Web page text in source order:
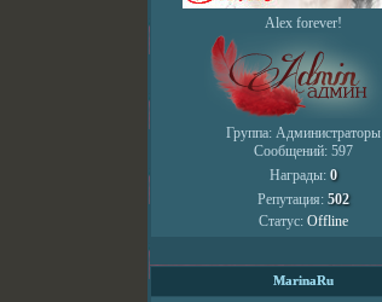
Alex forever!
Группа: Администраторы
Сообщений: 597
Награды: 0
Репутация: 502
Статус: Offline
MarinaRu